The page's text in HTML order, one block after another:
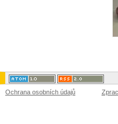
Ochrana osobních údajů